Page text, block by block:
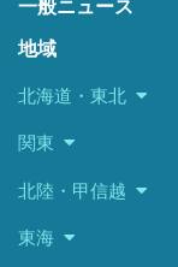
一般ニュース
地域
北海道・東北
関東
北陸・甲信越
東海